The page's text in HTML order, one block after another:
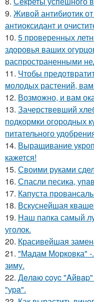
9. Живой антибиотик
антиоксидант и
10. 5 проверенных
здоровья ваших
распространенными
11. Чтобы
молодых растений,
12. Возможно, и вам
13. Зачерствевший
подкормки огородных
питательного
14. Выращивание
кажется!
15. Своими руками
16. Спасли песика,
17. Капуста
18. Вскуснейшая
19. Наш папка самый
уголок.
20. Красивейшая
21. "Мадам Морковка" -
зиму.
22. Дeлaю coуc "Aйвap"
"уpa".